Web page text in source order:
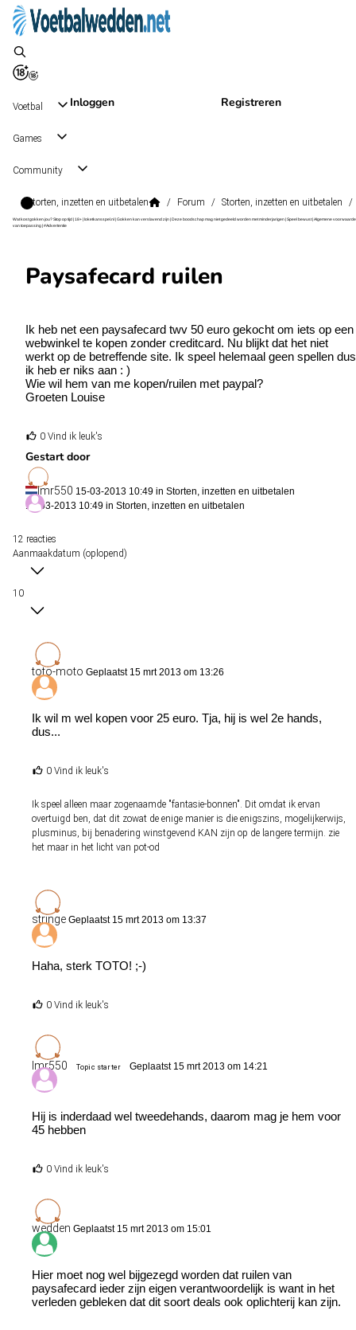
Inloggen Registreren
Voetbal
Games
Community
Storten, inzetten en uitbetalen / Forum / Storten, inzetten en uitbetalen /
Wat kost gokken jou? Stop op tijd | 18+ | loketkansspel.nl | Gokken kan verslavend zijn | Deze boodschap mag niet gedeeld worden met minderjarigen | Speel bewust | Algemene
van toepassing | #Advertentie
Paysafecard ruilen
Ik heb net een paysafecard twv 50 euro gekocht om iets op een
webwinkel te kopen zonder creditcard. Nu blijkt dat het niet
werkt op de betreffende site. Ik speel helemaal geen spellen dus
ik heb er niks aan : )
Wie wil hem van me kopen/ruilen met paypal?
Groeten Louise
0 Vind ik leuk's
Gestart door
lmr550 15-03-2013 10:49 in Storten, inzetten en uitbetalen
15-03-2013 10:49 in Storten, inzetten en uitbetalen
12 reacties
Aanmaakdatum (oplopend)
10
toto-moto Geplaatst 15 mrt 2013 om 13:26
Ik wil m wel kopen voor 25 euro. Tja, hij is wel 2e hands,
dus...
0 Vind ik leuk's
Ik speel alleen maar zogenaamde "fantasie-bonnen". Dit omdat ik ervan
overtuigd ben, dat dit zowat de enige manier is die enigszins, mogelijkerwijs,
plusminus, bij benadering winstgevend KAN zijn op de langere termijn. zie
het maar in het licht van pot-od
stringe Geplaatst 15 mrt 2013 om 13:37
Haha, sterk TOTO! ;-)
0 Vind ik leuk's
lmr550 Topic starter Geplaatst 15 mrt 2013 om 14:21
Hij is inderdaad wel tweedehands, daarom mag je hem voor
45 hebben
0 Vind ik leuk's
wedden Geplaatst 15 mrt 2013 om 15:01
Hier moet nog wel bijgezegd worden dat ruilen van
paysafecard ieder zijn eigen verantwoordelijk is want in het
verleden gebleken dat dit soort deals ook oplichterij kan zijn.